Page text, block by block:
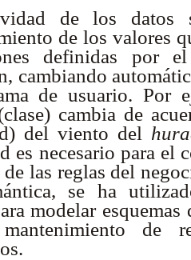
de los
de los valores
definidas por
cambiando
de usuario. Por
cambia de
del viento del
es necesario para el
las reglas del
se ha
modelar
de